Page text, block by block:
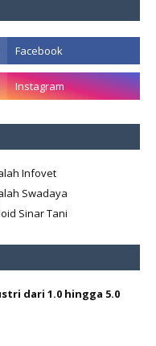
Infovet
Swadaya
Sinar Tani
dari 1.0 hingga 5.0